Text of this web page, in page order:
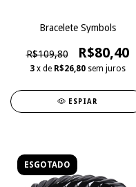
Bracelete Symbols
R$109,80 R$80,40
3 x de R$26,80 sem juros
ESPIAR
ESGOTADO